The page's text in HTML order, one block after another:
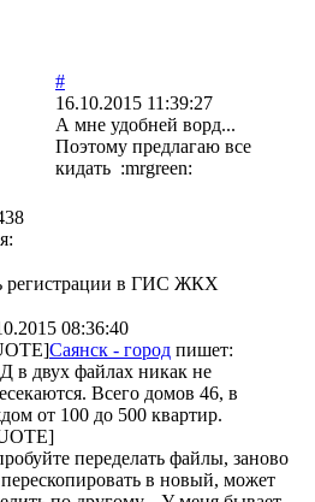
#
16.10.2015 11:39:27
А мне удобней ворд...
Поэтому предлагаю все
кидать :mrgreen:
регистрации в ГИС ЖКХ
08:36:40
Саянск - город пишет:
в двух файлах никак не
Всего домов 46, в
от 100 до 500 квартир.
переделать файлы, заново
перескопировать в новый, может